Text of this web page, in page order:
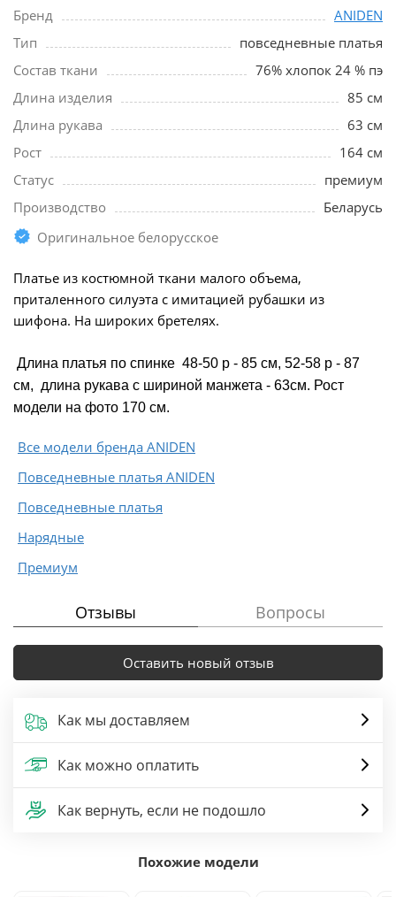
Бренд
ANIDEN
Тип
повседневные платья
Состав ткани
76% хлопок 24 % пэ
Длина изделия
85 см
Длина рукава
63 см
Рост
164 см
Статус
премиум
Производство
Беларусь
Оригинальное белорусское
Платье из костюмной ткани малого объема,
приталенного силуэта с имитацией рубашки из
шифона. На широких бретелях.
Длина платья по спинке 48-50 р - 85 см, 52-58 р - 87
см, длина рукава с шириной манжета - 63см. Рост
модели на фото 170 см.
Все модели бренда ANIDEN
Повседневные платья ANIDEN
Повседневные платья
Нарядные
Премиум
Отзывы Вопросы
Оставить новый отзыв
Как мы доставляем
Как можно оплатить
Как вернуть, если не подошло
Похожие модели